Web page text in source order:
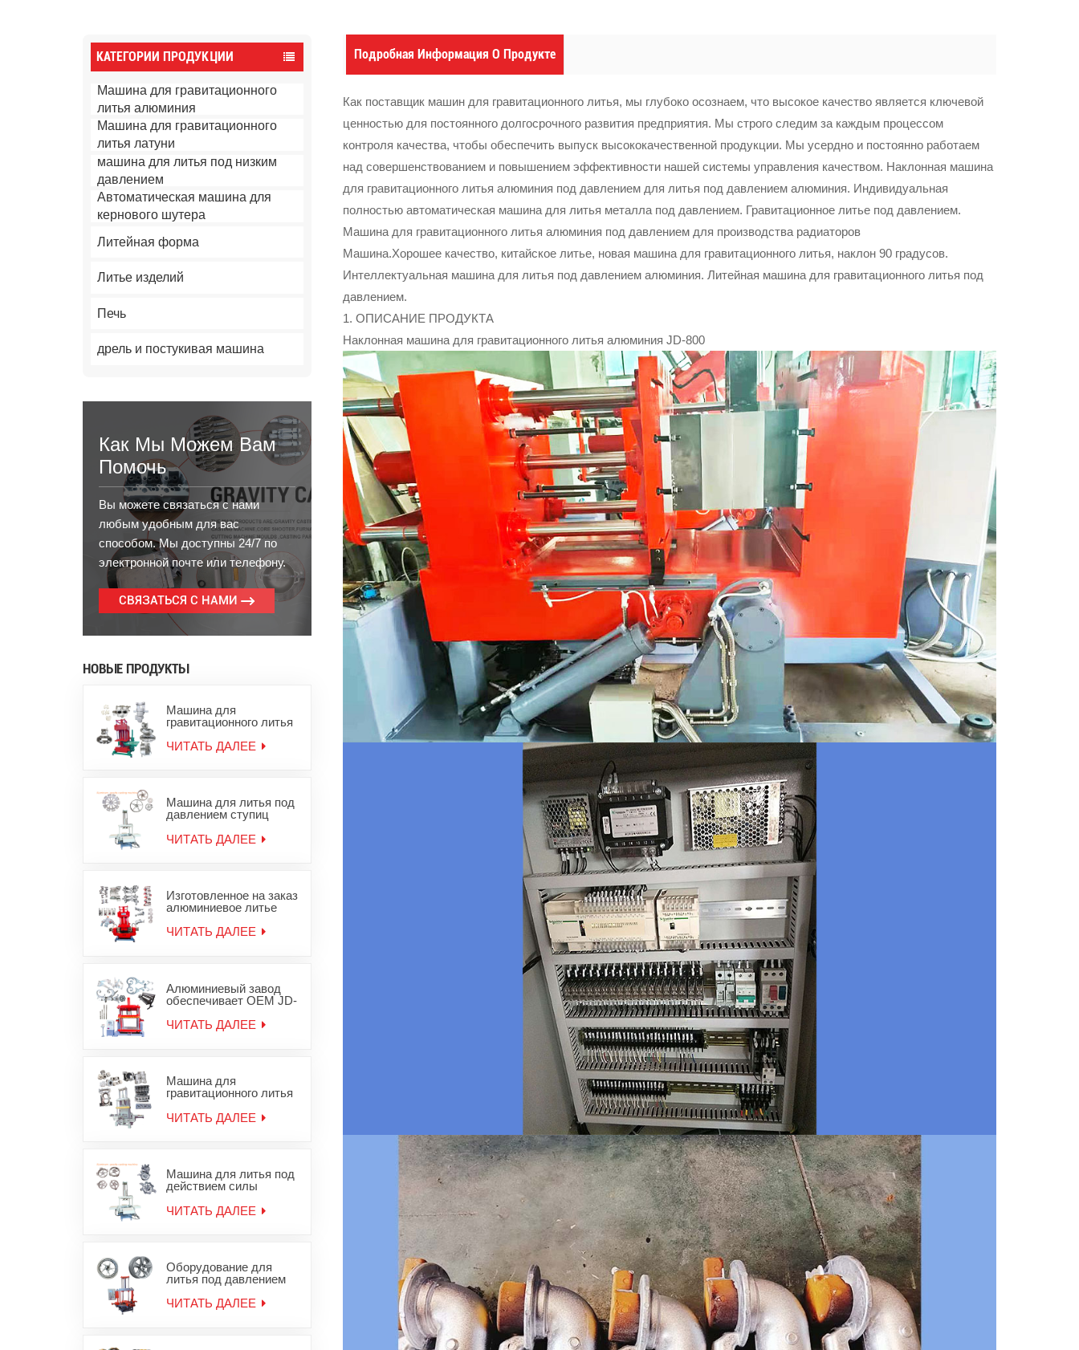
КАТЕГОРИИ ПРОДУКЦИИ
Машина для гравитационного
литья алюминия
Машина для гравитационного
литья латуни
машина для литья под низким
давлением
Автоматическая машина для
кернового шутера
Литейная форма
Литье изделий
Печь
дрель и постукивая машина
Как Мы Можем Вам
Помочь
Вы можете связаться с нами
любым удобным для вас
способом. Мы доступны 24/7 по
электронной почте или телефону.
СВЯЗАТЬСЯ С НАМИ
НОВЫЕ ПРОДУКТЫ
Машина для
гравитационного литья
алюминиевых слитков
ЧИТАТЬ ДАЛЕЕ
Машина для литья под
давлением ступиц
сплава
ЧИТАТЬ ДАЛЕЕ
Изготовленное на заказ
алюминиевое литье
оборудование для
ЧИТАТЬ ДАЛЕЕ
Алюминиевый завод
обеспечивает OEM JD-
гравитационного литья
ЧИТАТЬ ДАЛЕЕ
Машина для
гравитационного литья
алюминиевой головки
блока цилиндров JD-
ЧИТАТЬ ДАЛЕЕ
Машина для литья под
действием силы
колесных дисков
ЧИТАТЬ ДАЛЕЕ
Оборудование для
литья под давлением
ЧИТАТЬ ДАЛЕЕ
Подробная Информация О Продукте
Как поставщик машин для гравитационного литья, мы глубоко осознаем, что высокое качество является ключевой
ценностью для постоянного долгосрочного развития предприятия. Мы строго следим за каждым процессом
контроля качества, чтобы обеспечить выпуск высококачественной продукции. Мы усердно и постоянно работаем
над совершенствованием и повышением эффективности нашей системы управления качеством. Наклонная машина
для гравитационного литья алюминия под давлением для литья под давлением алюминия. Индивидуальная
полностью автоматическая машина для литья металла под давлением. Гравитационное литье под давлением.
Машина для гравитационного литья алюминия под давлением для производства радиаторов
Машина.Хорошее качество, китайское литье, новая машина для гравитационного литья, наклон 90 градусов.
Интеллектуальная машина для литья под давлением алюминия. Литейная машина для гравитационного литья под
давлением.
1. ОПИСАНИЕ ПРОДУКТА
Наклонная машина для гравитационного литья алюминия JD-800